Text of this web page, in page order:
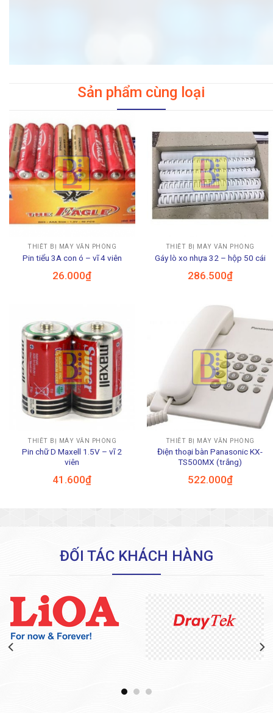
Sản phẩm cùng loại
THIẾT BỊ MÁY VĂN PHÒNG
Pin tiểu 3A con ó – vĩ 4 viên
26.000₫
THIẾT BỊ MÁY VĂN PHÒNG
Gáy lò xo nhựa 32 – hộp 50 cái
286.500₫
THIẾT BỊ MÁY VĂN PHÒNG
Pin chữ D Maxell 1.5V – vĩ 2
viên
41.600₫
THIẾT BỊ MÁY VĂN PHÒNG
Điện thoại bàn Panasonic KX-
TS500MX (trắng)
522.000₫
ĐỐI TÁC KHÁCH HÀNG